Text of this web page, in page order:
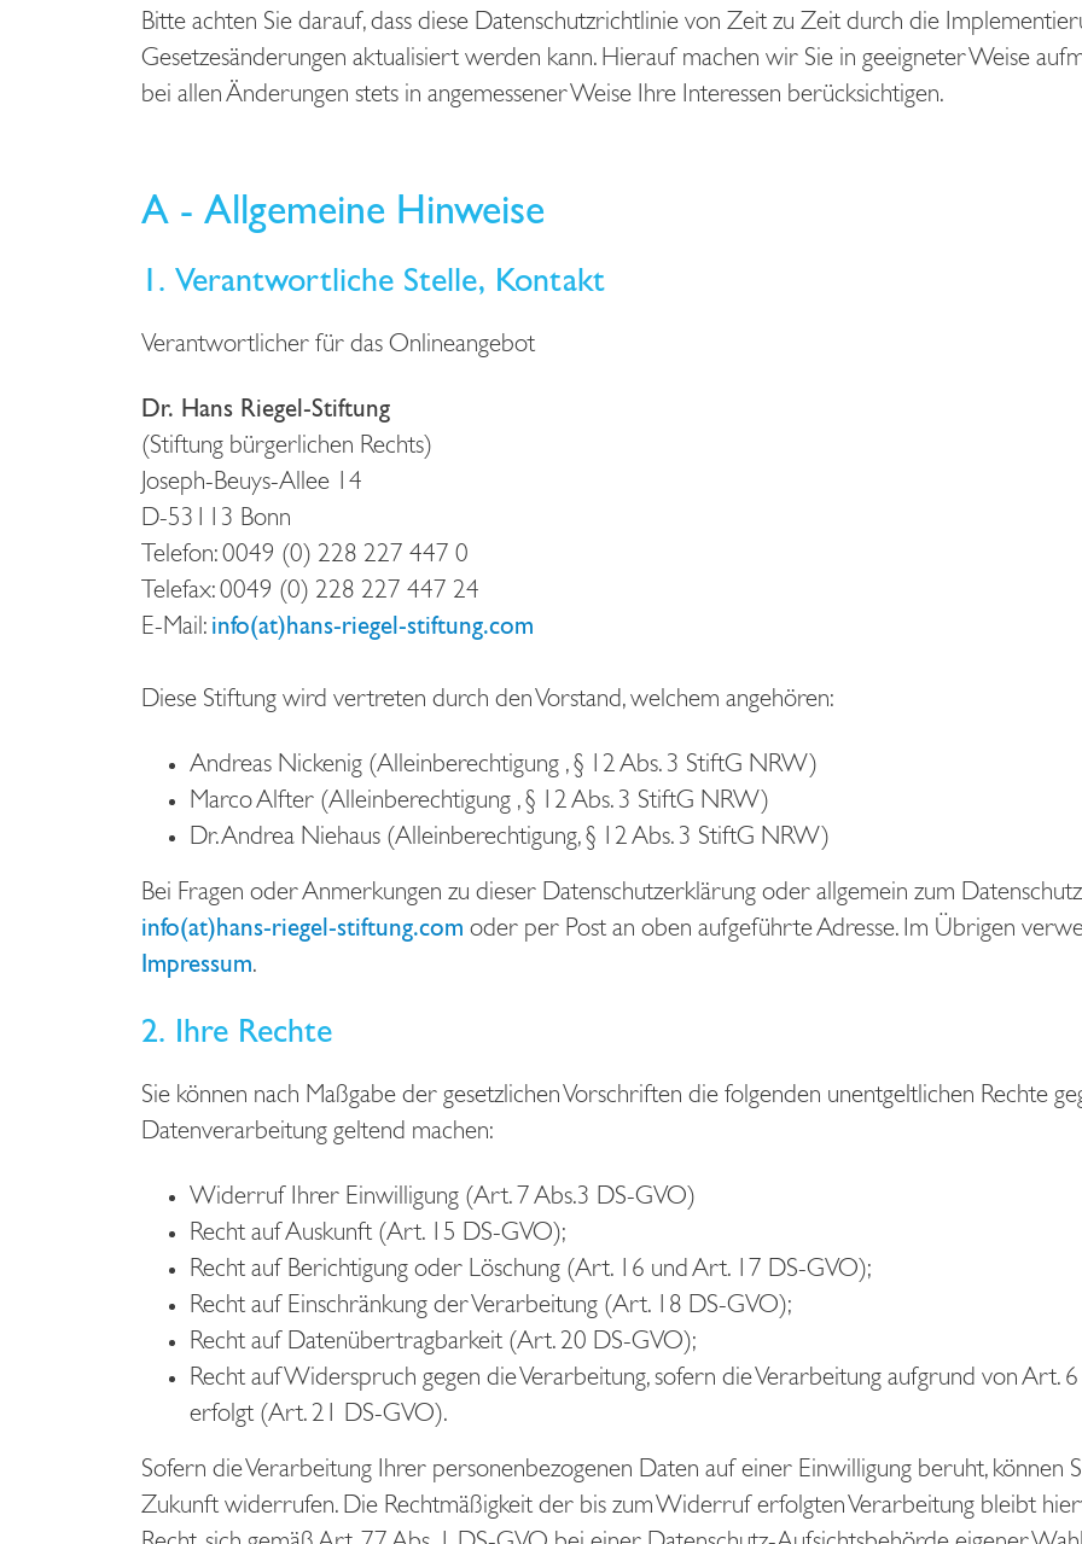
Bitte achten Sie darauf, dass diese Datenschutzrichtlinie von Zeit zu Zeit durch die
Gesetzesänderungen aktualisiert werden kann. Hierauf machen wir Sie in geeigneter Weise
bei allen Änderungen stets in angemessener Weise Ihre Interessen berücksichtigen.
A - Allgemeine Hinweise
1. Verantwortliche Stelle, Kontakt
Verantwortlicher für das Onlineangebot
Dr. Hans Riegel-Stiftung
(Stiftung bürgerlichen Rechts)
Joseph-Beuys-Allee 14
D-53113 Bonn
Telefon: 0049 (0) 228 227 447 0
Telefax: 0049 (0) 228 227 447 24
E-Mail: info(at)hans-riegel-stiftung.com
Diese Stiftung wird vertreten durch den Vorstand, welchem angehören:
Andreas Nickenig (Alleinberechtigung , § 12 Abs. 3 StiftG NRW)
Marco Alfter (Alleinberechtigung , § 12 Abs. 3 StiftG NRW)
Dr. Andrea Niehaus (Alleinberechtigung, § 12 Abs. 3 StiftG NRW)
Bei Fragen oder Anmerkungen zu dieser Datenschutzerklärung oder allgemein zum
info(at)hans-riegel-stiftung.com oder per Post an oben aufgeführte Adresse. Im Übrigen
Impressum.
2. Ihre Rechte
Sie können nach Maßgabe der gesetzlichen Vorschriften die folgenden unentgeltlichen Rechte
Datenverarbeitung geltend machen:
Widerruf Ihrer Einwilligung (Art. 7 Abs.3 DS-GVO)
Recht auf Auskunft (Art. 15 DS-GVO);
Recht auf Berichtigung oder Löschung (Art. 16 und Art. 17 DS-GVO);
Recht auf Einschränkung der Verarbeitung (Art. 18 DS-GVO);
Recht auf Datenübertragbarkeit (Art. 20 DS-GVO);
Recht auf Widerspruch gegen die Verarbeitung, sofern die Verarbeitung aufgrund von Art.
erfolgt (Art. 21 DS-GVO).
Sofern die Verarbeitung Ihrer personenbezogenen Daten auf einer Einwilligung beruht, können
Zukunft widerrufen. Die Rechtmäßigkeit der bis zum Widerruf erfolgten Verarbeitung bleibt